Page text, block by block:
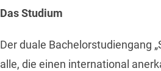
Das Studium
Der duale Bachelorstudiengang
alle, die einen international